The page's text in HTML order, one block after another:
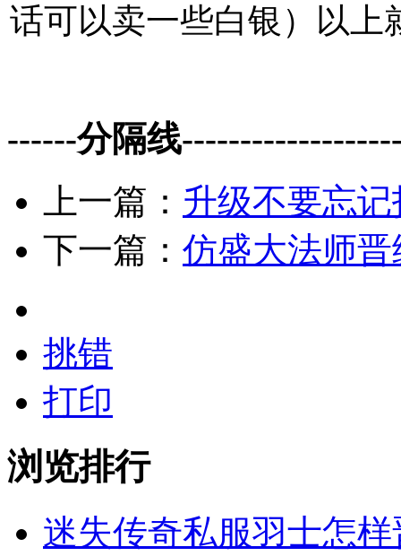
话可以卖一些白银）以上
------分隔线
上一篇： 升级不要忘
下一篇： 仿盛大法师
挑错
打印
浏览排行
迷失传奇私服羽士怎